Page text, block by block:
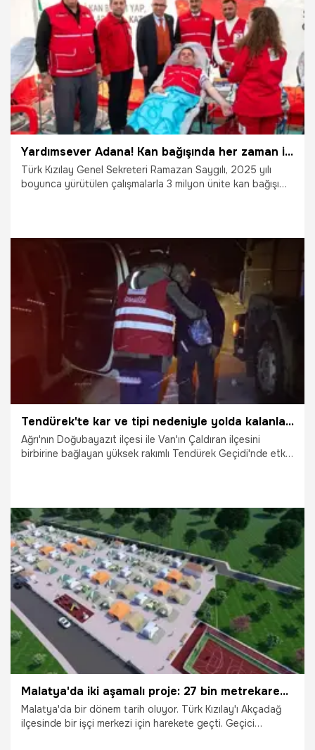
8.01.2026 Gündem
Yardımsever Adana! Kan bağışında her zaman ilk üçte yer alıyorlar
Türk Kızılay Genel Sekreteri Ramazan Saygılı, 2025 yılı
boyunca yürütülen çalışmalarla 3 milyon ünite kan bağışı
29.12.2025 Adana
Tendürek'te kar ve tipi nedeniyle yolda kalanlara Kızılay yardım ulaştırdı
Ağrı'nın Doğubayazıt ilçesi ile Van'ın Çaldıran ilçesini
birbirine bağlayan yüksek rakımlı Tendürek Geçidi'nde etkili
kalırken, Türk Kızılay Doğubayazıt Şubesi ekipleri bölgeye
giderek sürücülere kumanya dağıttı.
27.12.2025 Gündem
Malatya'da iki aşamalı proje: 27 bin metrekarede yükselecek! İşçiler için merkez olacak
Malatya'da bir dönem tarih oluyor. Türk Kızılay'ı Akçadağ
ilçesinde bir işçi merkezi için harekete geçti. Geçici